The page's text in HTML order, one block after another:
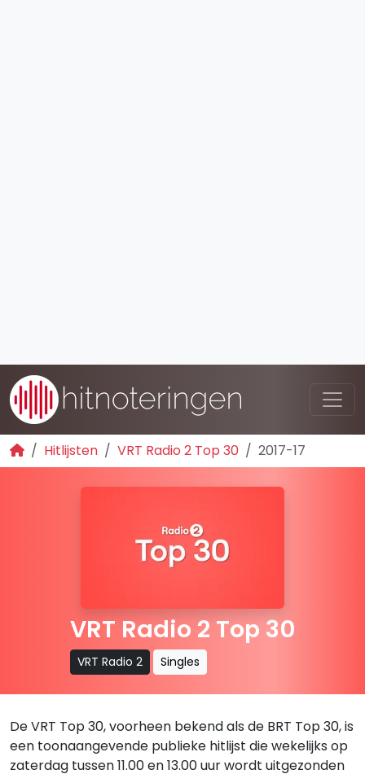
Hitlijsten VRT Radio 2 Top 30 2017-17
VRT Radio 2 Top 30
VRT Radio 2 Singles
De VRT Top 30, voorheen bekend als de BRT Top 30, is
een toonaangevende publieke hitlijst die wekelijks op
zaterdag tussen 11.00 en 13.00 uur wordt uitgezonden